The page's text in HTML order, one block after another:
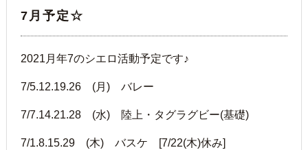
7月予定☆
2021月年7のシエロ活動予定です♪
7/5.12.19.26 (月) バレー
7/7.14.21.28 (水) 陸上・タグラグビー(基礎)
7/1.8.15.29 (木) バスケ [7/22(木)休み]